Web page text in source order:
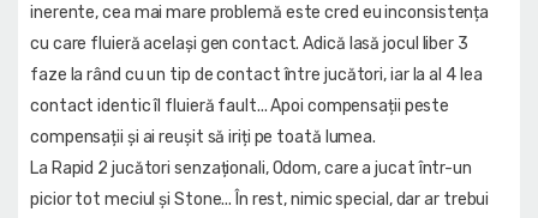
inerente, cea mai mare problemă este cred eu inconsistența
cu care fluieră același gen contact. Adică lasă jocul liber 3
faze la rând cu un tip de contact între jucători, iar la al 4 lea
contact identic îl fluieră fault... Apoi compensații peste
compensații și ai reușit să iriți pe toată lumea.
La Rapid 2 jucători senzaționali, Odom, care a jucat într-un
picior tot meciul și Stone... În rest, nimic special, dar ar trebui